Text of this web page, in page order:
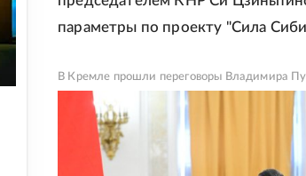
параметры по проекту "Сила
В Кремле прошли переговоры Владимира